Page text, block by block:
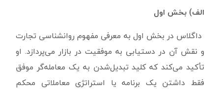
الف) بخش اول
داگلاس در بخش اول به معرفی مفهوم روانشناسی تجارت
و نقش آن در دستیابی به موفقیت در بازار می‌پردازد. او
تأکید می‌کند که کلید تبدیل‌شدن به یک معامله‌گر موفق
فقط داشتن یک برنامه یا استراتژی معاملاتی محکم